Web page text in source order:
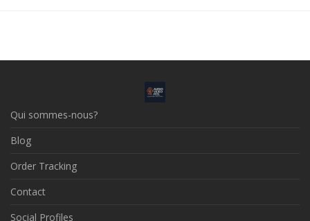
Qui sommes-nous?
Blog
Order Tracking
Contact
Social Profiles